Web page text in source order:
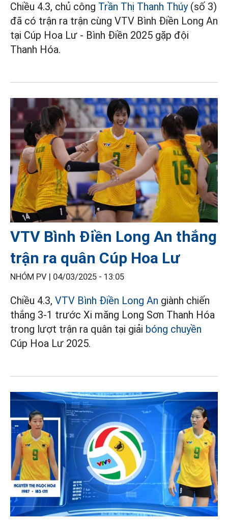
Chiều 4.3, chủ công Trần Thị Thanh Thúy(số 3)
đã có trận ra trận cùng VTV Bình Điền Long An
tại Cúp Hoa Lư - Bình Điền 2025 gặp đội
Thanh Hóa.
VTV Bình Điền Long An thắng
trận ra quân Cúp Hoa Lư
NHÓM PV | 04/03/2025 - 13:05
Chiều 4.3, VTV Bình Điền Long An giành chiến
thắng 3-1 trước Xi măng Long Sơn Thanh Hóa
trong lượt trận ra quân tại giải bóng chuyền
Cúp Hoa Lư 2025.